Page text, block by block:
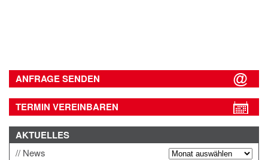
ANFRAGE SENDEN
TERMIN VEREINBAREN
AKTUELLES
News